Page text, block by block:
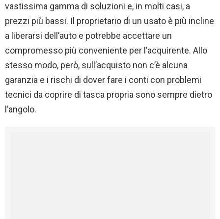
vastissima gamma di soluzioni e, in molti casi, a
prezzi più bassi. Il proprietario di un usato è più incline
a liberarsi dell’auto e potrebbe accettare un
compromesso più conveniente per l’acquirente. Allo
stesso modo, però, sull’acquisto non c’è alcuna
garanzia e i rischi di dover fare i conti con problemi
tecnici da coprire di tasca propria sono sempre dietro
l’angolo.